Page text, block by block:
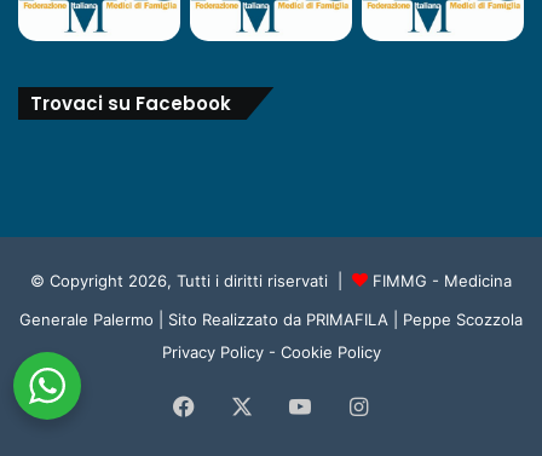
Trovaci su Facebook
© Copyright 2026, Tutti i diritti riservati |
FIMMG - Medicina
Generale Palermo | Sito Realizzato da PRIMAFILA | Peppe Scozzola
Privacy Policy- Cookie Policy
Facebook Instagram